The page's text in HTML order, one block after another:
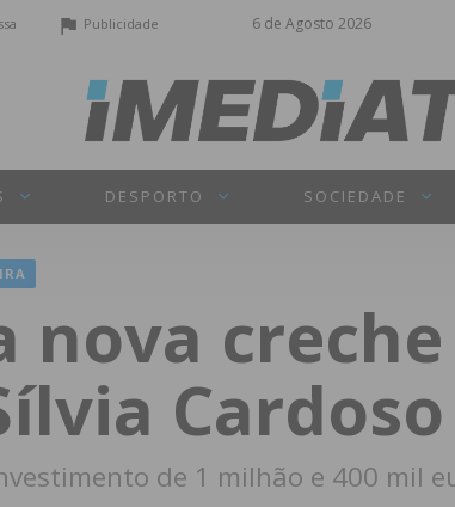
6 de Agosto 2026
Publicidade
DESPORTO SOCIEDADE
nova
Cardoso
de 1 milhão e 400 mil